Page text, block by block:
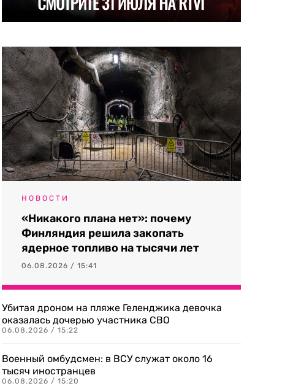
НОВОСТИ
«Никакого плана нет»: почему
Финляндия решила закопать
ядерное топливо на тысячи лет
06.08.2026 / 15:41
Убитая дроном на пляже Геленджика девочка
оказалась дочерью участника СВО
06.08.2026 / 15:22
Военный омбудсмен: в ВСУ служат около 16
тысяч иностранцев
06.08.2026 / 15:20